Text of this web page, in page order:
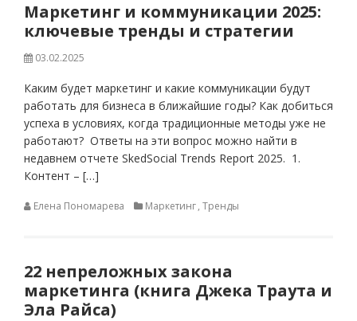
Маркетинг и коммуникации 2025:
ключевые тренды и стратегии
03.02.2025
Каким будет маркетинг и какие коммуникации будут
работать для бизнеса в ближайшие годы? Как добиться
успеха в условиях, когда традиционные методы уже не
работают? Ответы на эти вопрос можно найти в
недавнем отчете SkedSocial Trends Report 2025. 1.
Контент – […]
Елена Пономарева Маркетинг, Тренды
22 непреложных закона
маркетинга (книга Джека Траута и
Эла Райса)